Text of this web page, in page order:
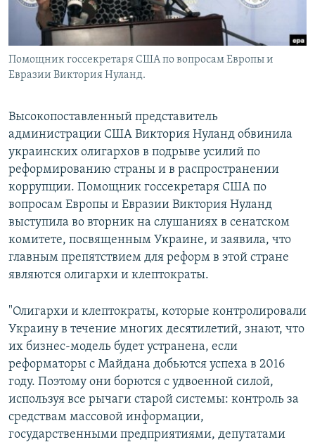
Помощник госсекретаря США по вопросам Европы и
Евразии Виктория Нуланд.
Высокопоставленный представитель
администрации США Виктория Нуланд обвинила
украинских олигархов в подрыве усилий по
реформированию страны и в распространении
коррупции. Помощник госсекретаря США по
вопросам Европы и Евразии Виктория Нуланд
выступила во вторник на слушаниях в сенатском
комитете, посвященным Украине, и заявила, что
главным препятствием для реформ в этой стране
являются олигархи и клептократы.
"Олигархи и клептократы, которые контролировали
Украину в течение многих десятилетий, знают, что
их бизнес-модель будет устранена, если
реформаторы с Майдана добьются успеха в 2016
году. Поэтому они борются с удвоенной силой,
используя все рычаги старой системы: контроль за
средствам массовой информации,
государственными предприятиями, депутатами